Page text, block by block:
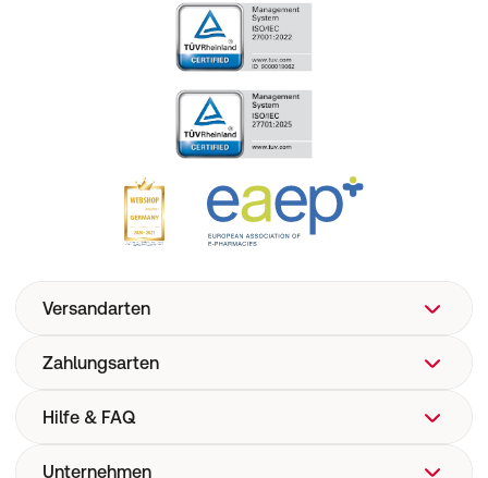
Versandarten
Zahlungsarten
Hilfe & FAQ
FAQ
Unternehmen